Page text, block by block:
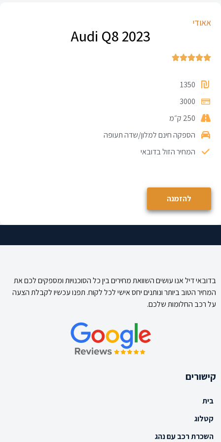
אאודי
Audi Q8 2023





1350
3000
250 ק״מ
הספקה חינם למלון/שדה תעופה
המחיר הזול בדובאי
להזמנה
בדובאי דיל אנו עושים השוואת מחירים בין כל הסוכנויות ומספקים לכם את
המחיר הטוב ביותר ונותנים יחס אישי לכל לקוח. תפנו עכשיו לקבלת הצעה
על רכב החלומות שלכם.
קישורים
בית
קטלוג
השכרת רכב עם נהג